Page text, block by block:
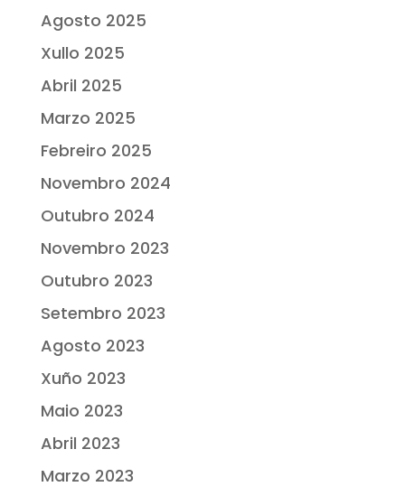
Agosto 2025
Xullo 2025
Abril 2025
Marzo 2025
Febreiro 2025
Novembro 2024
Outubro 2024
Novembro 2023
Outubro 2023
Setembro 2023
Agosto 2023
Xuño 2023
Maio 2023
Abril 2023
Marzo 2023